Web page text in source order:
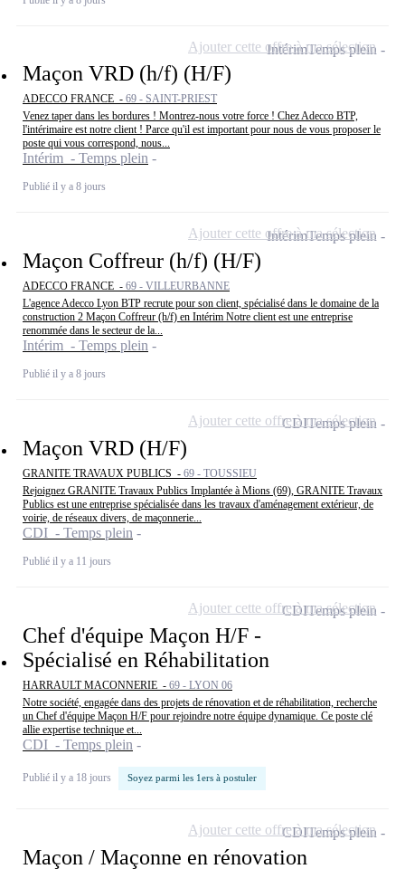
Maçon VRD (h/f) (H/F)
ADECCO FRANCE - 69 - SAINT-PRIEST
Venez taper dans les bordures ! Montrez-nous votre force ! Chez Adecco BTP,
l'intérimaire est notre client ! Parce qu'il est important pour nous de vous proposer le
poste qui vous correspond, nous...
Intérim - Temps plein
Publié il y a 8 jours
IntérimTemps plein
Ajouter cette offre à ma sélection
Maçon Coffreur (h/f) (H/F)
ADECCO FRANCE - 69 - VILLEURBANNE
L'agence Adecco Lyon BTP recrute pour son client, spécialisé dans le domaine de la
construction 2 Maçon Coffreur (h/f) en Intérim Notre client est une entreprise
renommée dans le secteur de la...
Intérim - Temps plein
Publié il y a 8 jours
IntérimTemps plein
Ajouter cette offre à ma sélection
Maçon VRD (H/F)
GRANITE TRAVAUX PUBLICS - 69 - TOUSSIEU
Rejoignez GRANITE Travaux Publics Implantée à Mions (69), GRANITE Travaux
Publics est une entreprise spécialisée dans les travaux d'aménagement extérieur, de
voirie, de réseaux divers, de maçonnerie...
CDI - Temps plein
Publié il y a 11 jours
CDITemps plein
Ajouter cette offre à ma sélection
Chef d'équipe Maçon H/F -
Spécialisé en Réhabilitation
HARRAULT MACONNERIE - 69 - LYON 06
Notre société, engagée dans des projets de rénovation et de réhabilitation, recherche
un Chef d'équipe Maçon H/F pour rejoindre notre équipe dynamique. Ce poste clé
allie expertise technique et...
CDI - Temps plein
Publié il y a 18 jours Soyez parmi les 1ers à postuler
CDITemps plein
Ajouter cette offre à ma sélection
Maçon / Maçonne en rénovation
CDITemps plein
Ajouter cette offre à ma sélection